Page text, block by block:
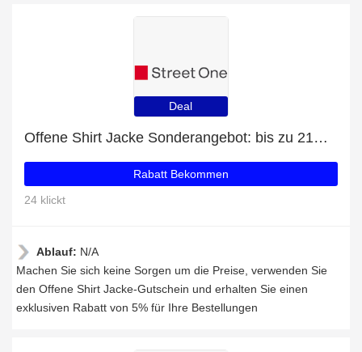
Deal
Offene Shirt Jacke Sonderangebot: bis zu 21% Rabatt
Rabatt Bekommen
24 klickt
Ablauf: N/A
Machen Sie sich keine Sorgen um die Preise, verwenden Sie
den Offene Shirt Jacke-Gutschein und erhalten Sie einen
exklusiven Rabatt von 5% für Ihre Bestellungen